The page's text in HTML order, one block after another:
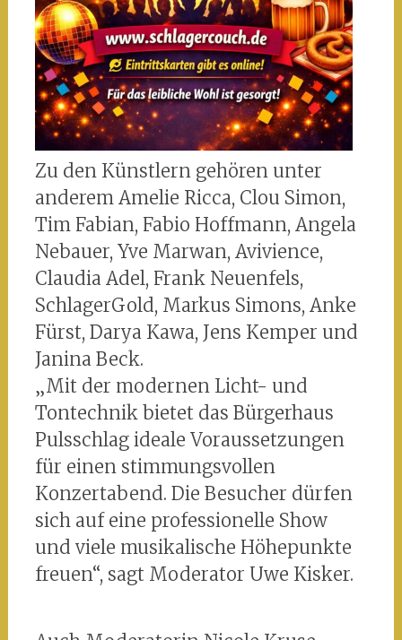
Zu den Künstlern gehören unter
anderem Amelie Ricca, Clou Simon,
Tim Fabian, Fabio Hoffmann, Angela
Nebauer, Yve Marwan, Avivience,
Claudia Adel, Frank Neuenfels,
SchlagerGold, Markus Simons, Anke
Fürst, Darya Kawa, Jens Kemper und
Janina Beck.
„Mit der modernen Licht- und
Tontechnik bietet das Bürgerhaus
Pulsschlag ideale Voraussetzungen
für einen stimmungsvollen
Konzertabend. Die Besucher dürfen
sich auf eine professionelle Show
und viele musikalische Höhepunkte
freuen“, sagt Moderator Uwe Kisker.